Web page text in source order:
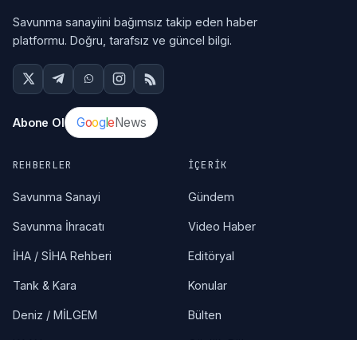
Savunma sanayiini bağımsız takip eden haber
platformu. Doğru, tarafsız ve güncel bilgi.
Abone Ol GoogleNews
REHBERLER
Savunma Sanayi
Savunma İhracatı
İHA / SİHA Rehberi
Tank & Kara
Deniz / MİLGEM
İÇERIK
Gündem
Video Haber
Editöryal
Konular
Bülten